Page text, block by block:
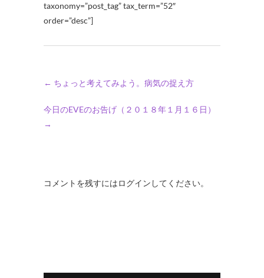
taxonomy=”post_tag” tax_term=”52″
order=”desc”]
← ちょっと考えてみよう。病気の捉え方
今日のEVEのお告げ（２０１８年１月１６日）
→
コメントを残すにはログインしてください。